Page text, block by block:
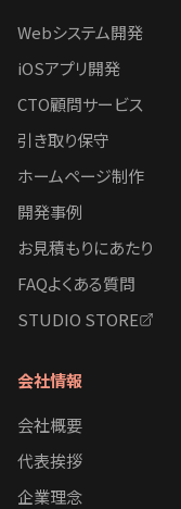
Webシステム開発
iOSアプリ開発
CTO顧問サービス
引き取り保守
ホームページ制作
開発事例
お見積もりにあたり
FAQよくある質問
STUDIO STORE
会社情報
会社概要
代表挨拶
企業理念